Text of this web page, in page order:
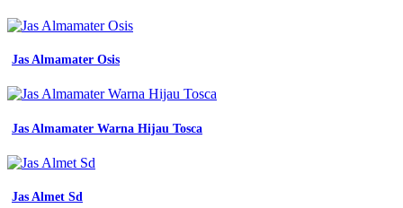
Jas Almamater Osis
Jas Almamater Warna Hijau Tosca
Jas Almet Sd